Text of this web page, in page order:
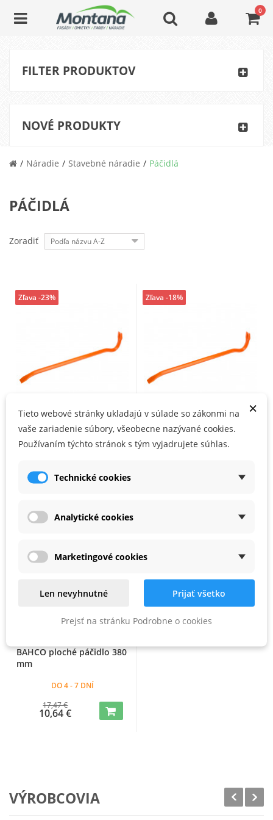
0
FILTER PRODUKTOV
NOVÉ PRODUKTY
Náradie Stavebné náradie Páčidlá
PÁČIDLÁ
Zoradiť Podľa názvu A-Z
BAHCO páčidlo 600 mm
28,60 €
22,00 €
Zľava -23%
BAHCO páčidlo 800 mm
Zľava -18%
BAHCO ploché páčidlo 380
mm
DO 4 - 7 DNÍ
17,47 €
10,64 €
Zľava -39%
VÝROBCOVIA
×
Tieto webové stránky ukladajú v súlade so zákonmi na
vaše zariadenie súbory, všeobecne nazývané cookies.
Používaním týchto stránok s tým vyjadrujete súhlas.
Technické cookies
Analytické cookies
Marketingové cookies
Len nevyhnutné Prijať všetko
Prejsť na stránku Podrobne o cookies